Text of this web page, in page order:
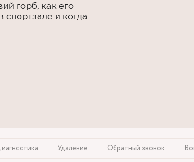
горб, как его
спортзале и когда
Удаление Обратный звонок